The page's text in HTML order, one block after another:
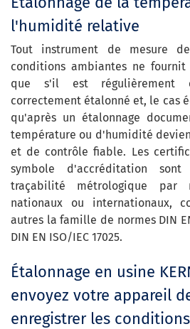
l'humidité relative
Tout instrument de mesure
conditions ambiantes ne
que s'il est régulièrement
correctement étalonné et, le cas
qu'après un étalonnage
température ou d'humidité
et de contrôle fiable. Les
symbole d'accréditation
traçabilité métrologique par
nationaux ou internationaux,
autres la famille de normes DIN
DIN EN ISO/IEC 17025.
Étalonnage en usine
envoyez votre appareil
enregistrer les